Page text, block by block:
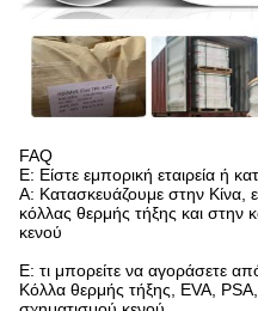
FAQ
Ε: Είστε εμπορική εταιρεία ή
Α: Κατασκευάζουμε στην Κίνα,
κόλλας θερμής τήξης και
κενού
Ε: τι μπορείτε να αγοράσετε
Κόλλα θερμής τήξης, EVA,